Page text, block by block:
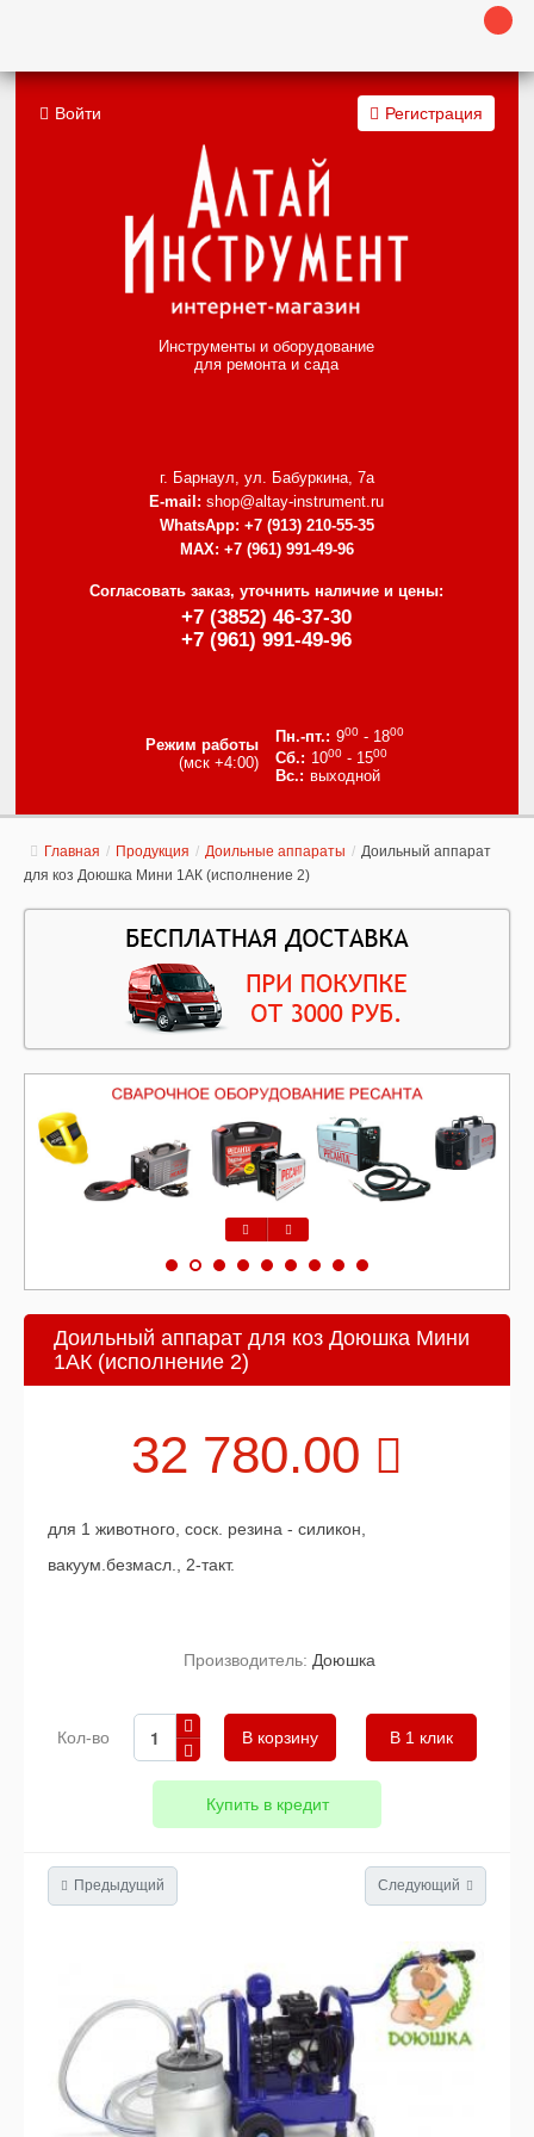
Инструменты и оборудование
для ремонта и сада
г. Барнаул, ул. Бабуркина, 7а
E-mail: shop@altay-instrument.ru
WhatsApp: +7 (913) 210-55-35
MAX: +7 (961) 991-49-96
Согласовать заказ, уточнить наличие и цены:
+7 (3852) 46-37-30
+7 (961) 991-49-96
Режим работы
(мск +4:00)
900- 1800
1000- 1500
выходной
Войти Регистрация
Главная / Продукция / Доильные аппараты / Доильный аппарат
для коз Доюшка Мини 1АК (исполнение 2)
Доильный аппарат для коз Доюшка Мини
1АК (исполнение 2)
32 780.00
для 1 животного, соск. резина - силикон,
вакуум.безмасл., 2-такт.
Производитель: Доюшка
Кол-во В 1 клик
Купить в кредит
Предыдущий Следующий